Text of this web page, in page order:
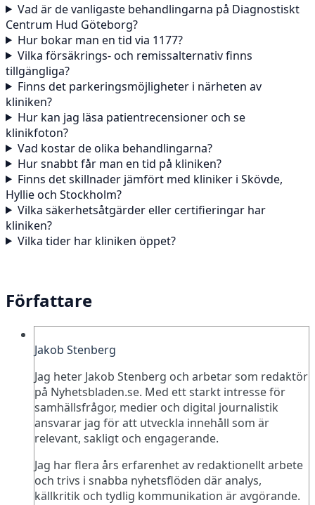
Vad är de vanligaste behandlingarna på Diagnostiskt
Centrum Hud Göteborg?
Hur bokar man en tid via 1177?
Vilka försäkrings- och remissalternativ finns
tillgängliga?
Finns det parkeringsmöjligheter i närheten av
kliniken?
Hur kan jag läsa patientrecensioner och se
klinikfoton?
Vad kostar de olika behandlingarna?
Hur snabbt får man en tid på kliniken?
Finns det skillnader jämfört med kliniker i Skövde,
Hyllie och Stockholm?
Vilka säkerhetsåtgärder eller certifieringar har
kliniken?
Vilka tider har kliniken öppet?
Författare
Jakob Stenberg
Jag heter Jakob Stenberg och arbetar som redaktör
på Nyhetsbladen.se. Med ett starkt intresse för
samhällsfrågor, medier och digital journalistik
ansvarar jag för att utveckla innehåll som är
relevant, sakligt och engagerande.
Jag har flera års erfarenhet av redaktionellt arbete
och trivs i snabba nyhetsflöden där analys,
källkritik och tydlig kommunikation är avgörande.